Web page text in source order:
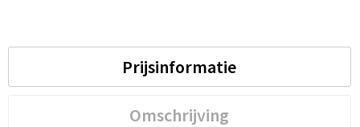
Prijsinformatie
Omschrijving